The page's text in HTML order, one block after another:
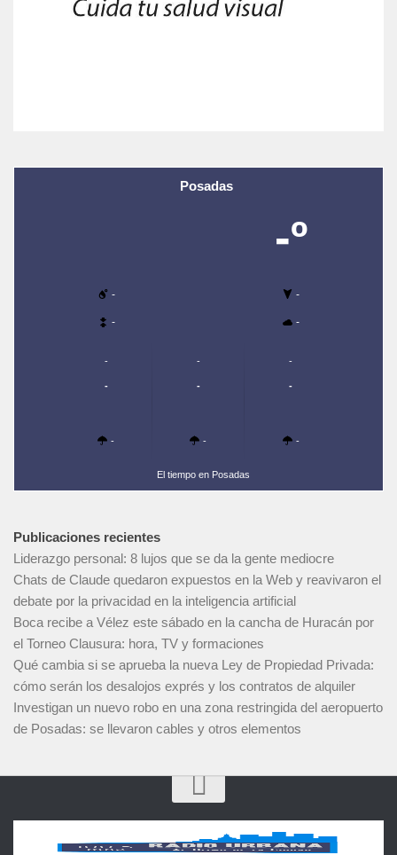
Posadas
-º
- -
- -
-
-
-
-
-
-
-
-
-
El tiempo en Posadas
Publicaciones recientes
Liderazgo personal: 8 lujos que se da la gente mediocre
Chats de Claude quedaron expuestos en la Web y reavivaron el
debate por la privacidad en la inteligencia artificial
Boca recibe a Vélez este sábado en la cancha de Huracán por
el Torneo Clausura: hora, TV y formaciones
Qué cambia si se aprueba la nueva Ley de Propiedad Privada:
cómo serán los desalojos exprés y los contratos de alquiler
Investigan un nuevo robo en una zona restringida del aeropuerto
de Posadas: se llevaron cables y otros elementos